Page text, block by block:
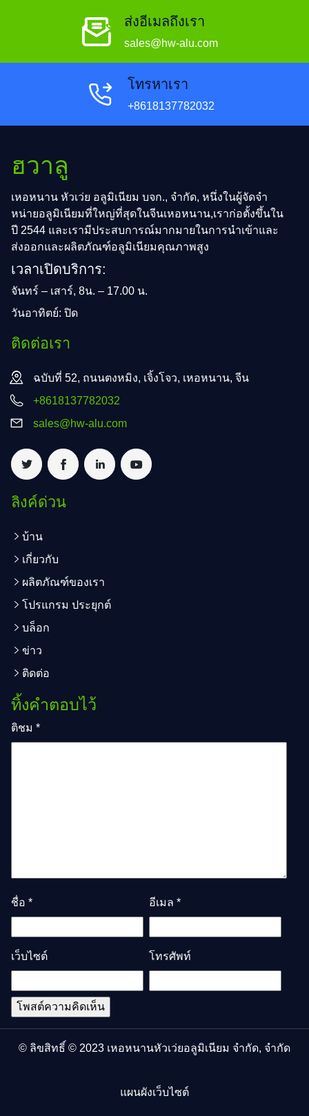
ส่งอีเมลถึงเรา
sales@hw-alu.com
โทรหาเรา
+8618137782032
ฮวาลู
เหอหนาน หัวเว่ย อลูมิเนียม บจก., จํากัด, หนึ่งในผู้จัดจํา
หน่ายอลูมิเนียมที่ใหญ่ที่สุดในจีนเหอหนาน,เราก่อตั้งขึ้นใน
ปี 2544 และเรามีประสบการณ์มากมายในการนําเข้าและ
ส่งออกและผลิตภัณฑ์อลูมิเนียมคุณภาพสูง
เวลาเปิดบริการ:
จันทร์ – เสาร์, 8น. – 17.00 น.
วันอาทิตย์: ปิด
ติดต่อเรา
ฉบับที่ 52, ถนนตงหมิง, เจิ้งโจว, เหอหนาน, จีน
+8618137782032
sales@hw-alu.com
ลิงค์ด่วน
บ้าน
เกี่ยวกับ
ผลิตภัณฑ์ของเรา
โปรแกรม ประยุกต์
บล็อก
ข่าว
ติดต่อ
ทิ้งคำตอบไว้
ติชม *
ชื่อ * อีเมล *
เว็บไซต์ โทรศัพท์
© ลิขสิทธิ์ © 2023 เหอหนานหัวเว่ยอลูมิเนียม จํากัด, จํากัด
แผนผังเว็บไซต์